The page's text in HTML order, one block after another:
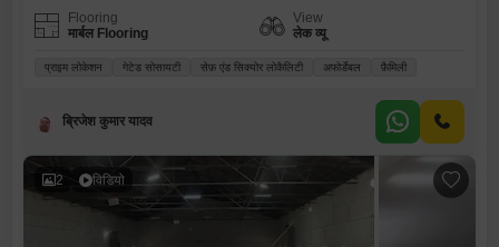
Flooring
मार्बल Flooring
View
लेक व्यू
प्राइम लोकेशन गेटेड सोसायटी सेफ़ एंड सिक्योर लोकैलिटी अफोर्डेबल फ़ैमिली
ब्रिजेश कुमार यादव
2 विडियो